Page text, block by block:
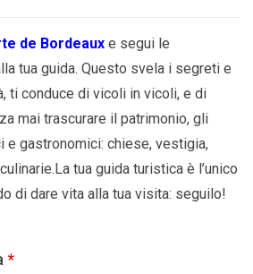
de Bordeaux e segui le
tua guida. Questo svela i segreti e
ti conduce di vicoli in vicoli, e di
mai trascurare il patrimonio, gli
e gastronomici: chiese, vestigia,
tua guida turistica è l’unico
di dare vita alla tua visita: seguilo!
*